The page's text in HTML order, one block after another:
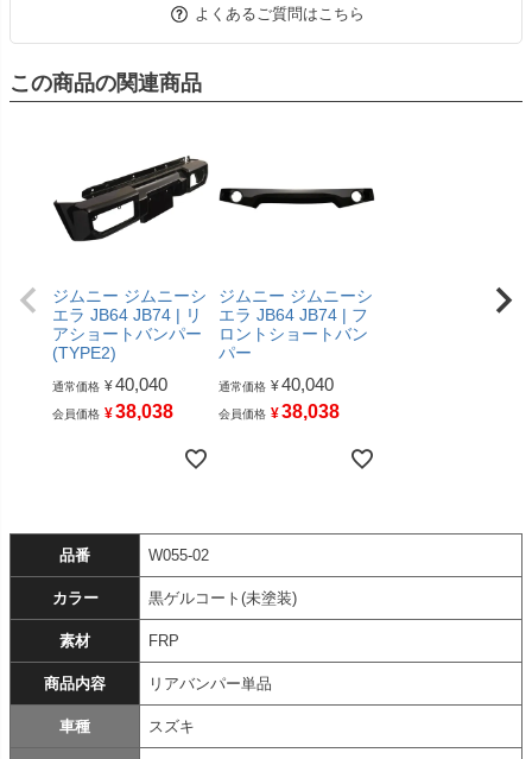
よくあるご質問はこちら
この商品の関連商品
ジムニー ジムニーシ
エラ JB64 JB74 | リ
アショートバンパー
(TYPE2)
通常価格 ¥40,040
会員価格 ¥38,038
ジムニー ジムニーシ
エラ JB64 JB74 | フ
ロントショートバン
パー
通常価格 ¥40,040
会員価格 ¥38,038
品番 W055-02
カラー 黒ゲルコート(未塗装)
素材 FRP
商品内容 リアバンパー単品
車種 スズキ